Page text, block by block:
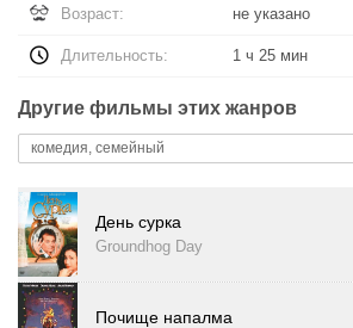
Возраст: не указано
Длительность: 1 ч 25 мин
Другие фильмы этих жанров
комедия, семейный
День сурка
Groundhog Day
Почище напалма